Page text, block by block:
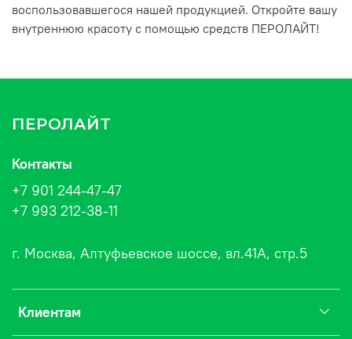
воспользовавшегося нашей продукцией. Откройте вашу
внутреннюю красоту с помощью средств ПЕРОЛАЙТ!
ПЕРОЛАЙТ
Клиентам
Контакты
+7 901 244-47-47
+7 993 212-38-11
г. Москва, Алтуфьевское шоссе, вл.41А, стр.5